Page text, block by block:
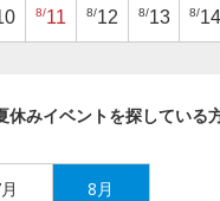
8/11 8/12 8/13 8/14
休みイベントを探している
8月